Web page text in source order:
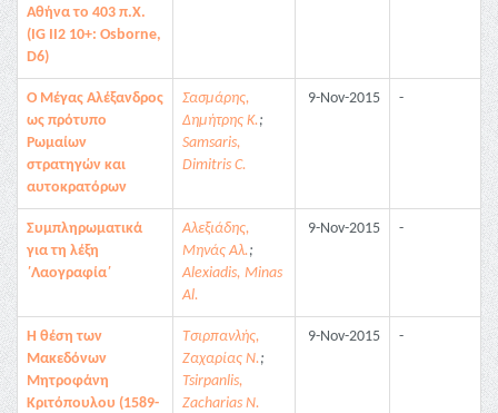
Αθήνα το 403 π.Χ.
(IG II2 10+: Osborne,
D6)
Ο Μέγας Αλέξανδρος
ως πρότυπο
Ρωμαίων
στρατηγών και
αυτοκρατόρων
Σασμάρης,
Δημήτρης Κ.;
Samsaris,
Dimitris C.
9-Nov-2015 -
Συμπληρωματικά
για τη λέξη
΄Λαογραφία΄
Αλεξιάδης,
Μηνάς Αλ.;
Alexiadis, Minas
Al.
9-Nov-2015 -
Η θέση των
Μακεδόνων
Μητροφάνη
Κριτόπουλου (1589-
Τσιρπανλής,
Ζαχαρίας Ν.;
Tsirpanlis,
Zacharias N.
9-Nov-2015 -